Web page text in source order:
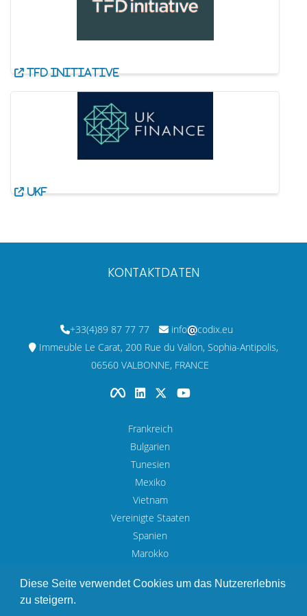
TFD Initiative
UKF
KONTAKTDATEN
+33(4)89 87 77 77 info
codix.eu
Immeuble Le Carat, 200 Rue du Vallon, Sophia-Antipolis,
06560 VALBONNE, FRANCE
Frankreich
Bulgarien
Tunesien
Mexiko
Vietnam
Vereinigte Staaten
Spanien
Marokko
Diese Seite verwendet Cookies um das Nutzererlebnis
zu steigern.